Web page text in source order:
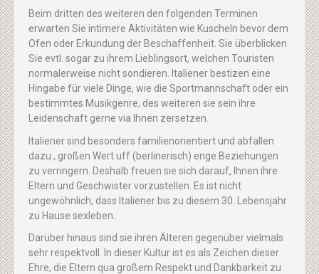
Beim dritten des weiteren den folgenden Terminen
erwarten Sie intimere Aktivitäten wie Kuscheln bevor dem
Ofen oder Erkundung der Beschaffenheit. Sie überblicken
Sie evtl. sogar zu ihrem Lieblingsort, welchen Touristen
normalerweise nicht sondieren. Italiener bestizen eine
Hingabe für viele Dinge, wie die Sportmannschaft oder ein
bestimmtes Musikgenre, des weiteren sie sein ihre
Leidenschaft gerne via Ihnen zersetzen.
Italiener sind besonders familienorientiert und abfallen
dazu , großen Wert uff (berlinerisch) enge Beziehungen
zu verringern. Deshalb freuen sie sich darauf, Ihnen ihre
Eltern und Geschwister vorzustellen. Es ist nicht
ungewöhnlich, dass Italiener bis zu diesem 30. Lebensjahr
zu Hause sexleben.
Darüber hinaus sind sie ihren Älteren gegenüber vielmals
sehr respektvoll. In dieser Kultur ist es als Zeichen dieser
Ehre, die Eltern qua großem Respekt und Dankbarkeit zu